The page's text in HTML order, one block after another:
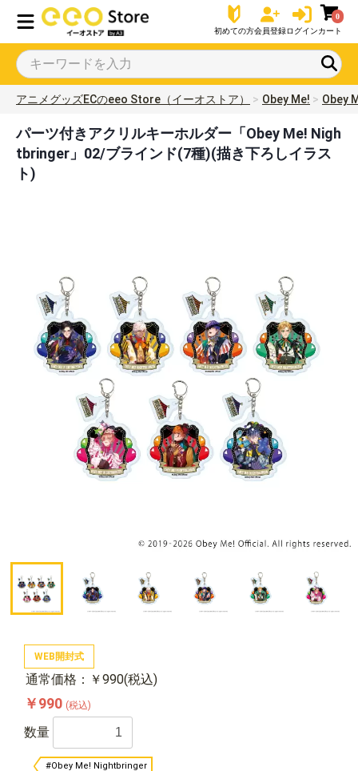
初めての方会員登録ログイン
0
カート
アニメグッズECのeeo Store（イーオストア） Obey Me! Obey
パーツ付きアクリルキーホルダー「Obey Me! Nigh
tbringer」02/ブラインド(7種)(描き下ろしイラス
ト)
WEB開封式
通常価格：￥990(税込)
￥990 (税込)
数量
#Obey Me! Nightbringer